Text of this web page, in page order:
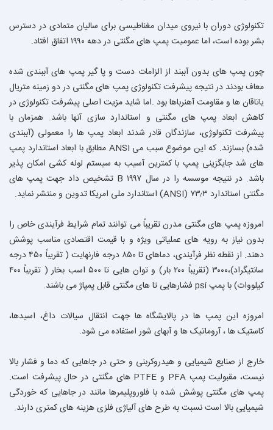
تکنولوژی دوران با نیروی میدان مغناطیسی برای سالیان متمادی در دسترس
بشر بوده است، اما عمومیت پمپ های مگنتی در دهه ۱۹۹۰ اتفاق افتاد.
چون پمپ های بدون آببند از الزامات دست و پا گیر پمپ های آببندی شده
معاف بودند در نتیجه پیشرفت تکنولوژی پمپ های مگنتی در دو زمینه متریال
یاتاقان ها و مقاومت آهنرباها بود .اما شاید مزیت اصلی پیشرفت تکنولوژی در
کاهش ابعاد پمپ های مگنتی و استاندارد سازی آنها باشد. همزمان با
پیشرفت تکنولوژی، سازندگان قادر شدند ابعاد پمپ ها را معمولی (آببندی
شده) بسازند. که این موضوع سبب می ANSI مطابق با ابعاد استاندارد پمپ
های شد جایگزینی پمپ با کمترین آسیب به سیستم لوله کشی امکان پذیر
باشد. در نتیجه موسسه را در سال ۱۹۹۷ B تشخیص داد جهت پمپ های
مگنتی استاندارد ۷۳٫۳ (ANSI) استاندارد ملی امریکا تدوین و منتشر نماید.
امروزه پمپ های مگنتی مدرن تقریباً می توانند تمام شرایط فرآیندی خاص را
بدون نیاز به رویه های عملیاتی ویژه و با قیمت اقتصادی مناسب پوشش
دهند. از نقطه نظر فرآیندی، دماهای تا ۸۵۰ درجه فارنهایت ( تقریباً ۴۵۰ درجه
سانتیگراد)،۳۰۰۰ (تقریباً ۲۰۰ بار) و توان هایی تا ۵۰۰ اسب بخار ( تقریباً ۴۰۰
کیلووات) با پمپ psi فشارهایی تا های مگنتی قابل پمپاژ می باشند.
امروزه این پمپ ها در پالایشگاه ها جهت انتقال سیالات داغ، اسیدها،
کاستیک ها ، آروماتیک ها و آبهای شور استفاده می شود.
خارج از صنایع شیمیایی و هیدروکربنی و حتی در جاهایی که دما و فشار بالا
نیست، مقبولیت پمپ PFA و PTFE های مگنتی در حال پیشرفت است.
پمپ های مگنتی پوشش شده با فلوروپلیمرها مانند در جاهایی که خوردگی
شیمیایی بالا است نسبت به طرح های آلیاژی فلزی هزینه های کمتری دارند.